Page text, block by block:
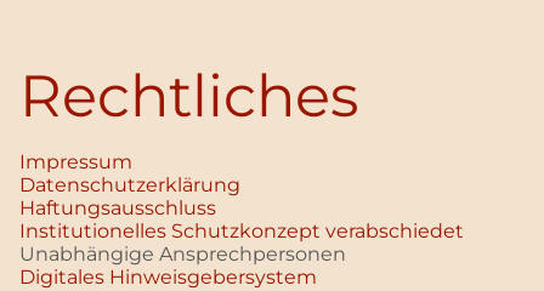
Rechtliches
Impressum
Datenschutz­erklärung
Haftungsausschluss
Institutionelles Schutzkonzept verabschiedet
Unabhängige Ansprechpersonen
Digitales Hinweisgebersystem